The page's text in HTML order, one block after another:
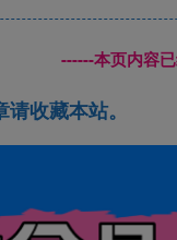
------本页内容
收藏本站。